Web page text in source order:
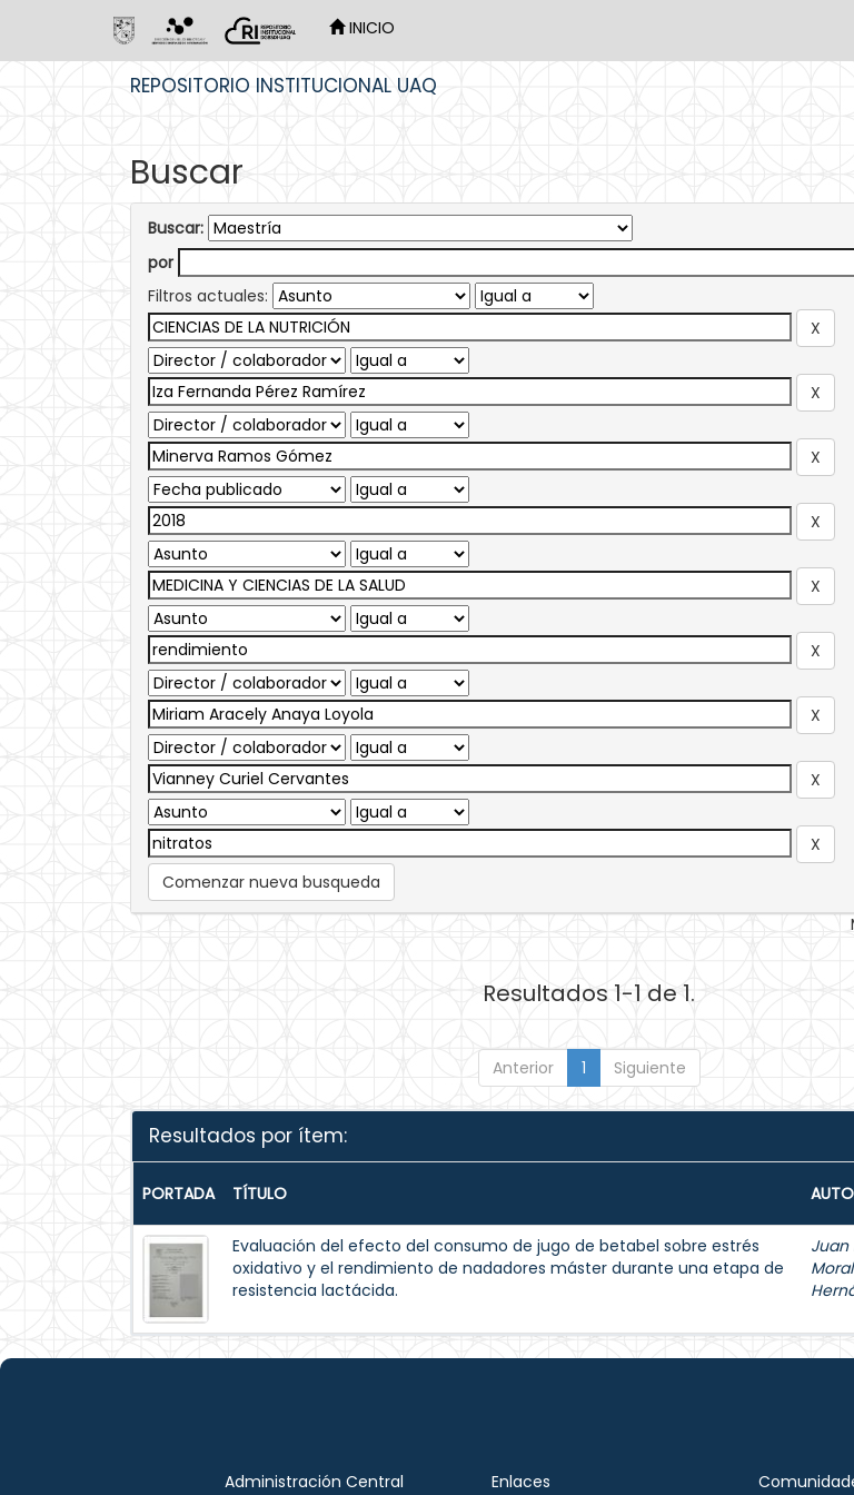
INICIO
REPOSITORIO INSTITUCIONAL UAQ
Buscar
Buscar:
por
Filtros actuales:
Comenzar nueva busqueda
Resultados 1-1 de 1.
Anterior 1 Siguiente
Resultados por ítem:
PORTADA TÍTULO
Evaluación del efecto del consumo de jugo de betabel sobre estrés
oxidativo y el rendimiento de nadadores máster durante una etapa de
resistencia lactácida.
Juan
Administración Central Enlaces